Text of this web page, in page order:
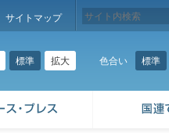
サイトマップ
標準 拡大 色合い 標準